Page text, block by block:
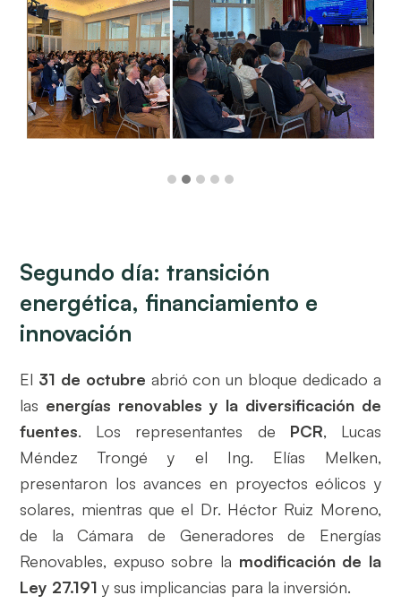
Segundo día: transición
energética, financiamiento e
innovación
El 31 de octubre abrió con un bloque dedicado a
las energías renovables y la diversificación de
fuentes. Los representantes de PCR, Lucas
Méndez Trongé y el Ing. Elías Melken,
presentaron los avances en proyectos eólicos y
solares, mientras que el Dr. Héctor Ruiz Moreno,
de la Cámara de Generadores de Energías
Renovables, expuso sobre la modificación de la
Ley 27.191 y sus implicancias para la inversión.